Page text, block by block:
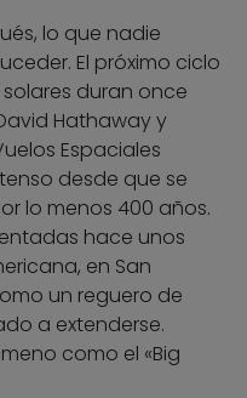
lo que nadie
El próximo ciclo
duran once
Hathaway y
Espaciales
desde que se
lo menos 400 años.
hace unos
en San
un reguero de
a extenderse.
como el «Big